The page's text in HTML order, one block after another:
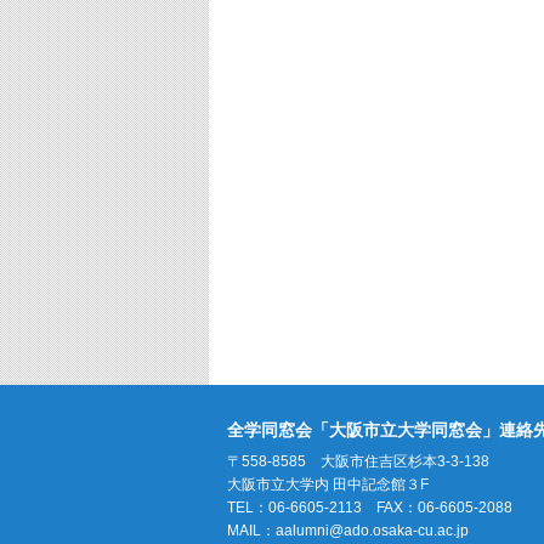
全学同窓会「大阪市立大学同窓会」連絡
〒558-8585 大阪市住吉区杉本3-3-138
大阪市立大学内 田中記念館３F
TEL：06-6605-2113 FAX：06-6605-2088
MAIL： aalumni@ado.osaka-cu.ac.jp